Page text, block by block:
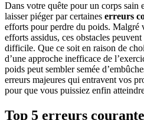
Dans votre quête pour un corps sain
laisser piéger par certaines erreurs
efforts pour perdre du poids. Malgré
efforts assidus, ces obstacles
difficile. Que ce soit en raison de
d’une approche inefficace de
poids peut sembler semée
erreurs majeures qui entravent vos
pour que vous puissiez enfin
Top 5 erreurs